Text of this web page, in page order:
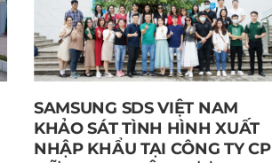
SAMSUNG SDS VIỆT NAM
KHẢO SÁT TÌNH HÌNH XUẤT
NHẬP KHẨU TẠI CÔNG TY CP